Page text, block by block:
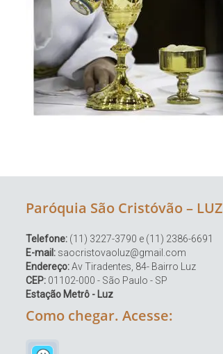
Paróquia São Cristóvão – LUZ
Telefone: (11) 3227-3790 e (11) 2386-6691
E-mail: saocristovaoluz@gmail.com
Endereço:Av Tiradentes, 84- Bairro Luz
CEP: 01102-000 - São Paulo - SP
Estação Metrô - Luz
Como chegar. Acesse: